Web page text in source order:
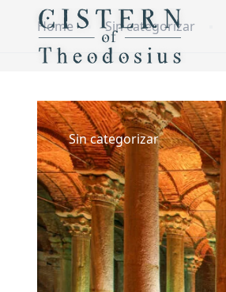
Home Sin categorizar
Sin categorizar